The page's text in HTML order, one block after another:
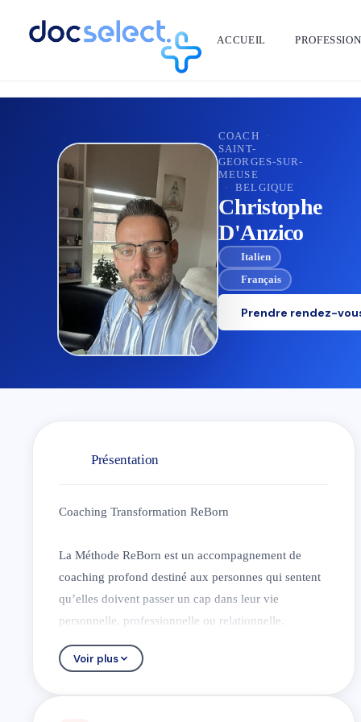
ACCUEIL
RETOUR À L'ANNUAIRE
COACH
·
SAINT-
GEORGES-SUR-
MEUSE
·
BELGIQUE
Christophe
D'Anzico
Italien
Français
Prendre rendez-
Présentation
Coaching Transformation ReBorn
La Méthode ReBorn est un accompagnement de
coaching profond destiné aux personnes qui sentent
qu’elles doivent passer un cap dans leur vie
personnelle, professionnelle ou relationnelle.
Elle s’adresse à celles et ceux qui ne veulent plus
Voir plus